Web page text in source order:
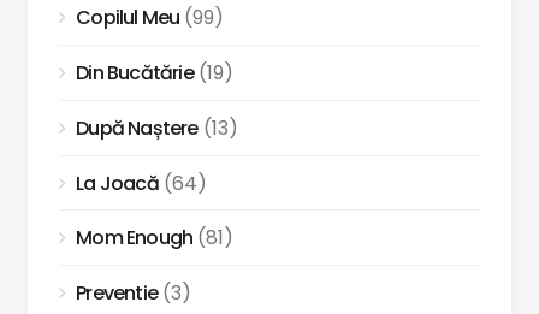
Copilul Meu (99)
Din Bucătărie(19)
După Naștere(13)
La Joacă(64)
Mom Enough (81)
Preventie(3)